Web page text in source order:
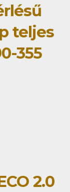
teljes
355
2.0